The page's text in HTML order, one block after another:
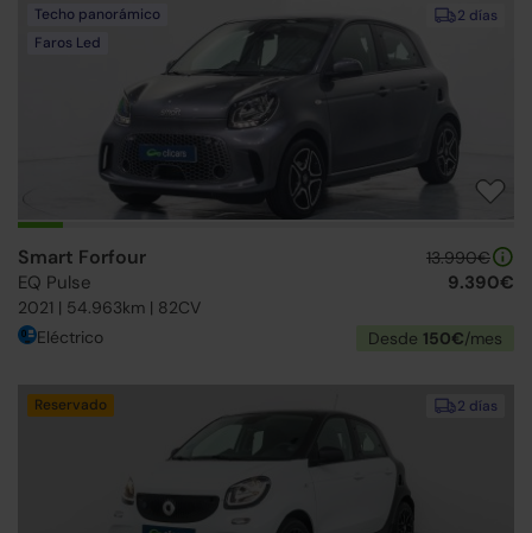
2 días
Techo panorámico
Faros Led
Smart Forfour
EQ Pulse
2021 | 54.963km | 82CV
13.990€
9.390€
Eléctrico Desde 150€/mes
2 días
Reservado